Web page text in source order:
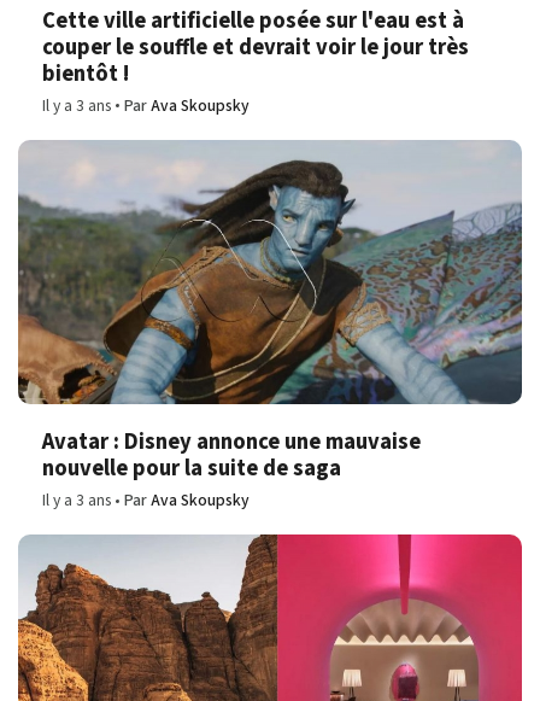
Cette ville artificielle posée sur l'eau est à
couper le souffle et devrait voir le jour très
bientôt !
Il y a 3 ans ParAva Skoupsky
Avatar : Disney annonce une mauvaise
nouvelle pour la suite de saga
Il y a 3 ans ParAva Skoupsky